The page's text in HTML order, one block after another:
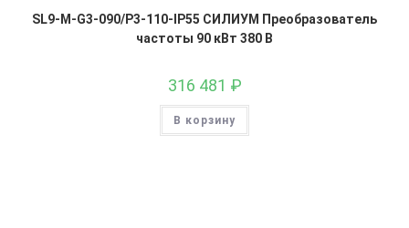
SL9-M-G3-090/P3-110-IP55 СИЛИУМ Преобразователь
частоты 90 кВт 380 В
316 481 ₽
В корзину